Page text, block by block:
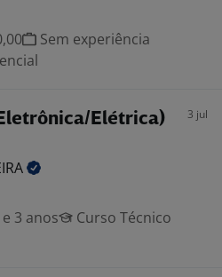
Sem experiência
Elétrica)
3 jul
3 anos
Curso Técnico